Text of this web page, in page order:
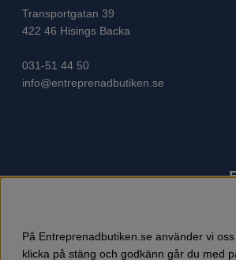
Transportgatan 39
422 46 Hisings Backa
031-51 44 50
info@entreprenadbutiken.se
Husqvarna är världens största
På Entreprenadbutiken.se använder vi
klicka på stäng och godkänn går du med